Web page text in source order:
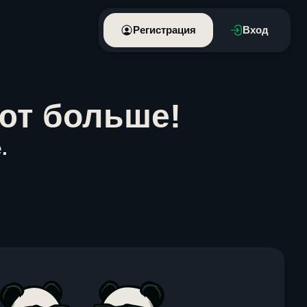
Регистрация Вход
больше!